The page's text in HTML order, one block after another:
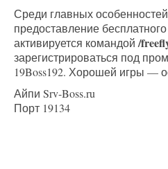
Среди главных
предоставление
активируется командой /
зарегистрироваться под
19Boss192. Хорошей игры —
Айпи Srv-Boss.ru
Порт 19134